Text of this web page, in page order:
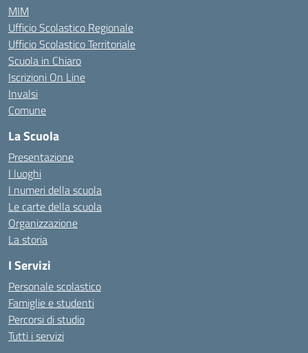
MIM
Ufficio Scolastico Regionale
Ufficio Scolastico Territoriale
Scuola in Chiaro
Iscrizioni On Line
Invalsi
Comune
La Scuola
Presentazione
I luoghi
I numeri della scuola
Le carte della scuola
Organizzazione
La storia
I Servizi
Personale scolastico
Famiglie e studenti
Percorsi di studio
Tutti i servizi